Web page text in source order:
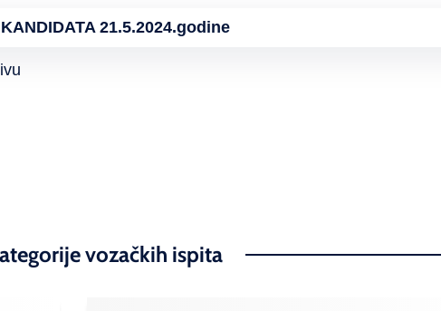
21.5.2024.godine
vozačkih ispita